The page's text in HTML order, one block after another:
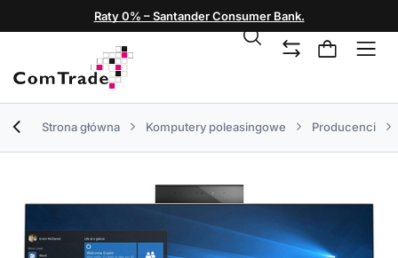
Raty 0% – Santander Consumer Bank.
Strona główna Komputery poleasingowe Producenci